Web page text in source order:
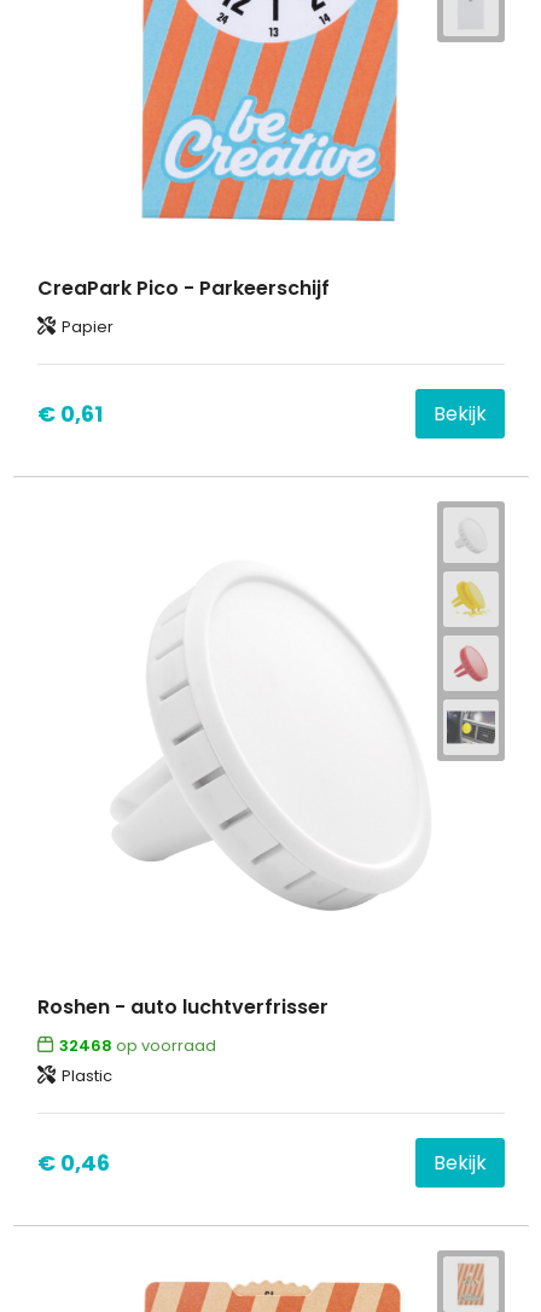
CreaPark Pico - Parkeerschijf
Papier
€ 0,61 Bekijk
Roshen - auto luchtverfrisser
32468 op voorraad
Plastic
€ 0,46 Bekijk